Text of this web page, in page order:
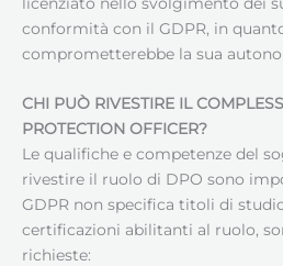
conformità con il GDPR, in
comprometterebbe la sua
CHI PUÒ RIVESTIRE IL
PROTECTION OFFICER?
Le qualifiche e competenze del
rivestire il ruolo di DPO sono
GDPR non specifica titoli di
certificazioni abilitanti al ruolo,
richieste: